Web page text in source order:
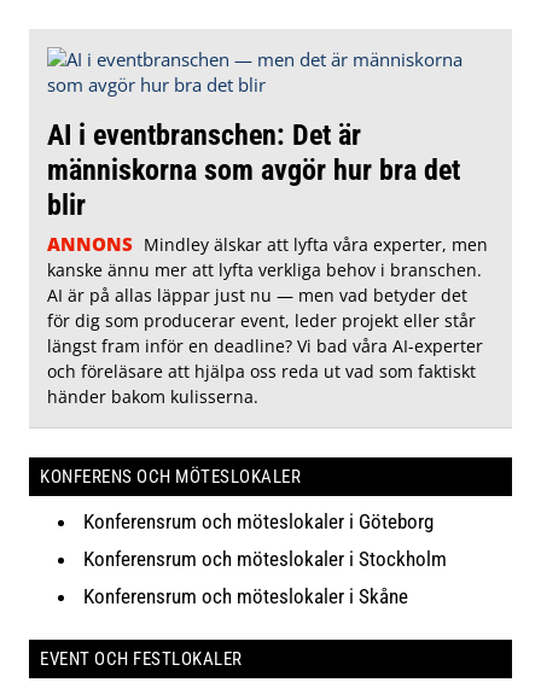
AI i eventbranschen: Det är
människorna som avgör hur bra det
blir
ANNONS Mindley älskar att lyfta våra experter, men
kanske ännu mer att lyfta verkliga behov i branschen.
AI är på allas läppar just nu — men vad betyder det
för dig som producerar event, leder projekt eller står
längst fram inför en deadline? Vi bad våra AI-experter
och föreläsare att hjälpa oss reda ut vad som faktiskt
händer bakom kulisserna.
KONFERENS OCH MÖTESLOKALER
Konferensrum och möteslokaler i Göteborg
Konferensrum och möteslokaler i Stockholm
Konferensrum och möteslokaler i Skåne
EVENT OCH FESTLOKALER